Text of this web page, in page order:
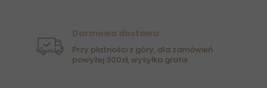
Darmowa dostawa
Przy płatności z góry, dla zamówień
powyżej 300zł, wysyłka gratis